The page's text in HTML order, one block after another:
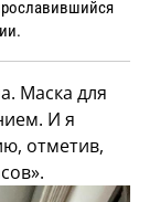
Маска для
И я
отметив,